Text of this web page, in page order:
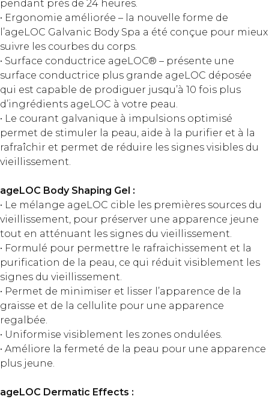
pendant près de 24 heures.
• Ergonomie améliorée – la nouvelle forme de
l’ageLOC Galvanic Body Spa a été conçue pour mieux
suivre les courbes du corps.
• Surface conductrice ageLOC® – présente une
surface conductrice plus grande ageLOC déposée
qui est capable de prodiguer jusqu’à 10 fois plus
d’ingrédients ageLOC à votre peau.
• Le courant galvanique à impulsions optimisé
permet de stimuler la peau, aide à la purifier et à la
rafraîchir et permet de réduire les signes visibles du
vieillissement.
ageLOC Body Shaping Gel :
• Le mélange ageLOC cible les premières sources du
vieillissement, pour préserver une apparence jeune
tout en atténuant les signes du vieillissement.
• Formulé pour permettre le rafraichissement et la
purification de la peau, ce qui réduit visiblement les
signes du vieillissement.
• Permet de minimiser et lisser l’apparence de la
graisse et de la cellulite pour une apparence
regalbée.
• Uniformise visiblement les zones ondulées.
• Améliore la fermeté de la peau pour une apparence
plus jeune.
ageLOC Dermatic Effects :